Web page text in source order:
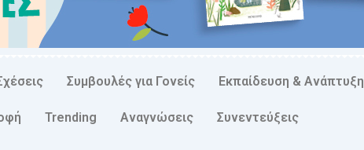
Συμβουλές για Γονείς Εκπαίδευση & Ανάπτυξη
Trending Αναγνώσεις Συνεντεύξεις